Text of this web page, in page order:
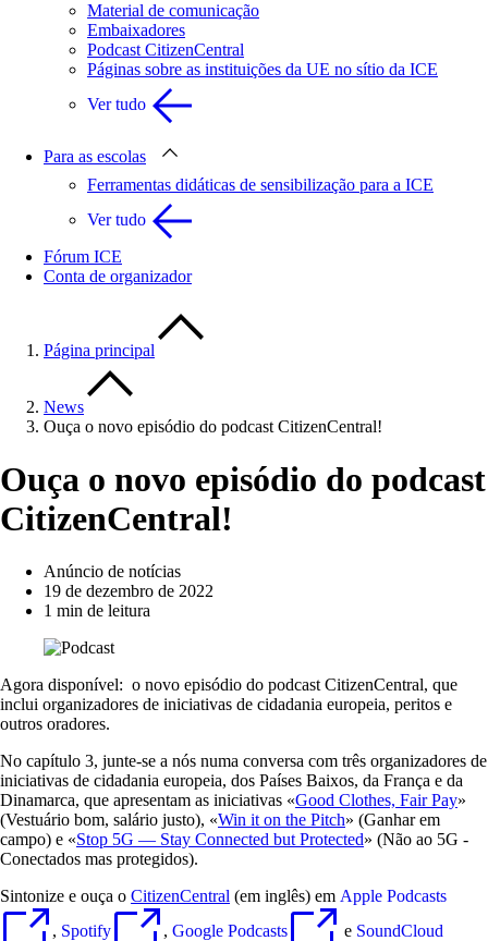
Material de comunicação
Embaixadores
Podcast CitizenCentral
Páginas sobre as instituições da UE no sítio da ICE
Ver tudo
Para as escolas
Ferramentas didáticas de sensibilização para a ICE
Ver tudo
Fórum ICE
Conta de organizador
Página principal
News
Ouça o novo episódio do podcast CitizenCentral!
Ouça o novo episódio do podcast
CitizenCentral!
Anúncio de notícias
19 de dezembro de 2022
1 min de leitura
Agora disponível: o novo episódio do podcast CitizenCentral, que
inclui organizadores de iniciativas de cidadania europeia, peritos e
outros oradores.
No capítulo 3, junte-se a nós numa conversa com três organizadores de
iniciativas de cidadania europeia, dos Países Baixos, da França e da
Dinamarca, que apresentam as iniciativas «Good Clothes, Fair Pay»
(Vestuário bom, salário justo), «Win it on the Pitch» (Ganhar em
campo) e «Stop 5G — Stay Connected but Protected» (Não ao 5G -
Conectados mas protegidos).
Sintonize e ouça o CitizenCentral (em inglês) em Apple Podcasts
, Spotify , Google Podcasts e SoundCloud